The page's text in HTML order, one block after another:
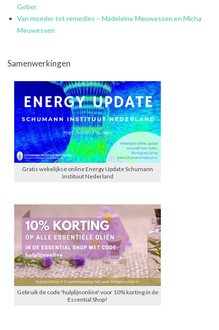
Gober
Van moeder tot remedies – Madeleine Meuwessen en Micha
Meuwessen
Samenwerkingen
Gratis wekelijkse online Energy Update Schumann
Instituut Nederland
Gebruik de code 'hulplijnonline' voor 10% korting in de
Essential Shop!